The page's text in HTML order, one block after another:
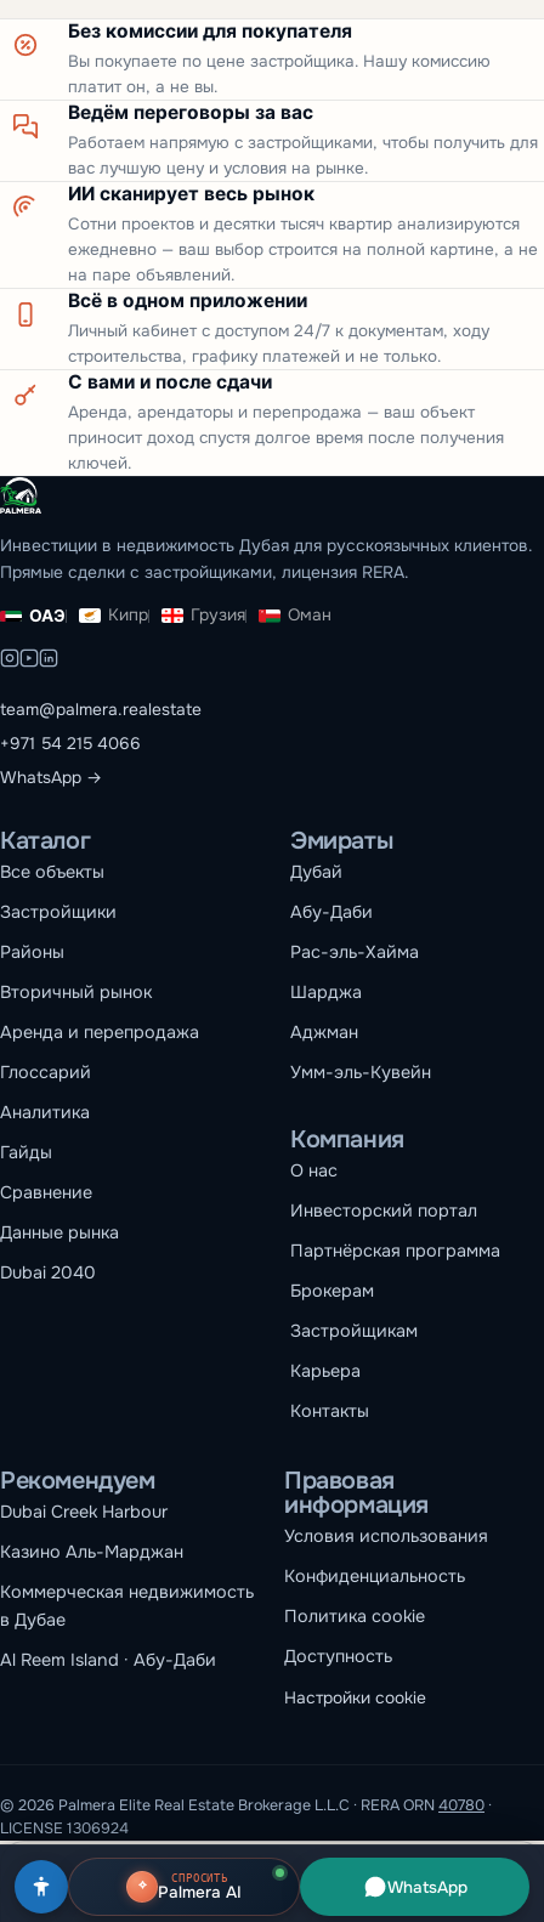
Без комиссии для покупателя
Вы покупаете по цене застройщика. Нашу комиссию
платит он, а не вы.
Ведём переговоры за вас
Работаем напрямую с застройщиками, чтобы получить для
вас лучшую цену и условия на рынке.
ИИ сканирует весь рынок
Сотни проектов и десятки тысяч квартир анализируются
ежедневно — ваш выбор строится на полной картине, а не
на паре объявлений.
Всё в одном приложении
Личный кабинет с доступом 24/7 к документам, ходу
строительства, графику платежей и не только.
С вами и после сдачи
Аренда, арендаторы и перепродажа — ваш объект
приносит доход спустя долгое время после получения
ключей.
Инвестиции в недвижимость Дубая для русскоязычных клиентов.
Прямые сделки с застройщиками, лицензия RERA.
ОАЭ Кипр Грузия Оман
team@palmera.realestate
+971 54 215 4066
WhatsApp →
Каталог
Все объекты
Застройщики
Районы
Вторичный рынок
Аренда и перепродажа
Глоссарий
Аналитика
Гайды
Сравнение
Данные рынка
Dubai 2040
Эмираты
Дубай
Абу-Даби
Рас-эль-Хайма
Шарджа
Аджман
Умм-эль-Кувейн
Компания
О нас
Инвесторский портал
Партнёрская программа
Брокерам
Застройщикам
Карьера
Контакты
Рекомендуем
Dubai Creek Harbour
Казино Аль-Марджан
Коммерческая недвижимость
в Дубае
Al Reem Island · Абу-Даби
Правовая
информация
Условия использования
Конфиденциальность
Политика cookie
Доступность
Настройки cookie
© 2026 Palmera Elite Real Estate Brokerage L.L.C · RERA ORN40780 ·
LICENSE 1306924
СПРОСИТЬ
Palmera AI WhatsApp
Мы используем файлы cookie
Необходимые файлы cookie обеспечивают работу сайта.